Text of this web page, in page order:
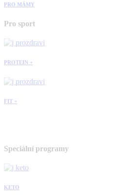
PRO MÁMY
Pro sport
PROTEIN +
FIT +
Speciální programy
KETO